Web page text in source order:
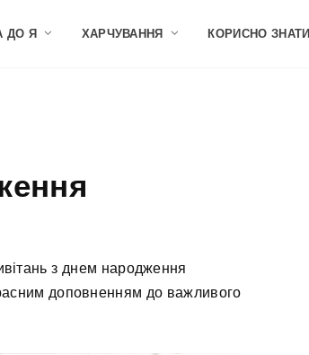
ДО Я ХАРЧУВАННЯ КОРИСНО ЗНАТИ
з днем народження
доповненням до важливого